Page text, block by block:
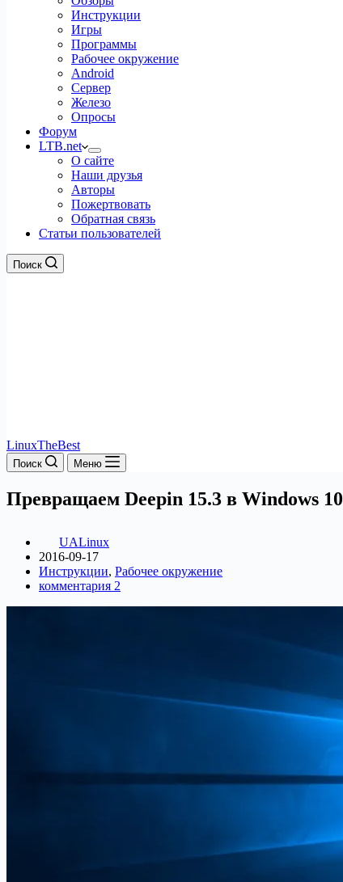
Инструкции
Игры
Программы
Рабочее окружение
Android
Сервер
Железо
Опросы
Форум
LTB.net
О сайте
Наши друзья
Авторы
Пожертвовать
Обратная связь
Статьи пользователей
Поиск
LinuxTheBest
Поиск Меню
Превращаем Deepin 15.3 в Windows 10
UALinux
2016-09-17
Инструкции, Рабочее окружение
комментария 2